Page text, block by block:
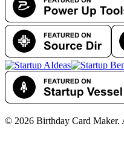
© 2026 Birthday Card Maker.